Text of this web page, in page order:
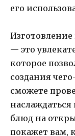
его
Изготовление
— это
которое
создания
сможете
блюд на
покажет вам,